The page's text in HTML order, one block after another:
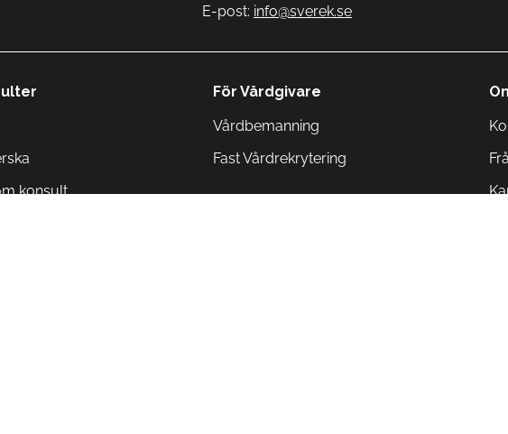
E-post: info@sverek.se
konsult
För Vårdgivare
Vårdbemanning
Fast Vårdrekrytering